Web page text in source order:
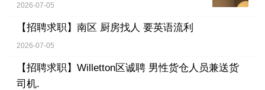
2026-07-05
【招聘求职】 南区 厨房找人 要英语流利
2026-07-05
【招聘求职】 Willetton区诚聘 男性货仓人员兼送货
司机.